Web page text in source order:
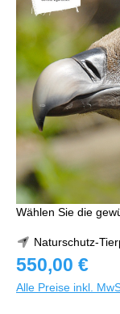
Wählen Sie die
Naturschutz-
550,00 €
Alle Preise inkl.